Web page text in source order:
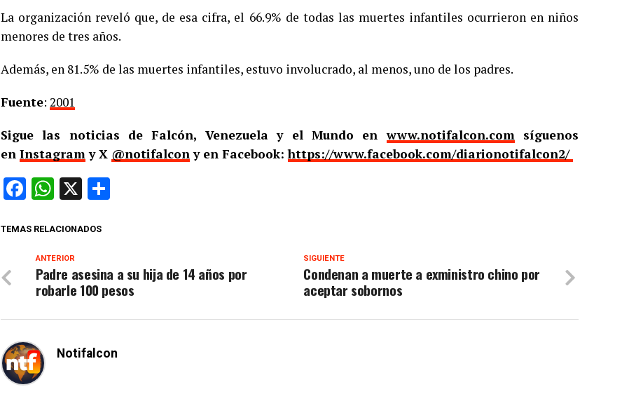
La organización reveló que, de esa cifra, el 66.9% de todas las muertes infantiles ocurrieron en niños
menores de tres años.
Además, en 81.5% de las muertes infantiles, estuvo involucrado, al menos, uno de los padres.
Fuente: 2001
Sigue las noticias de Falcón, Venezuela y el Mundo enwww.notifalcon.comsíguenos
en Instagramy X @notifalcony en Facebook:https://www.facebook.com/diarionotifalcon2/
Facebook
WhatsApp
X
TEMAS RELACIONADOS
SIGUIENTE
Condenan a muerte a exministro chino por
aceptar sobornos
ANTERIOR
Padre asesina a su hija de 14 años por
robarle 100 pesos
Notifalcon